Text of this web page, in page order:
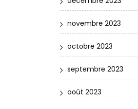
novembre 2023
octobre 2023
septembre 2023
août 2023